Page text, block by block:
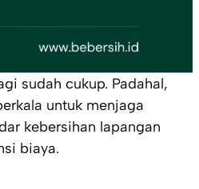
sudah cukup. Padahal,
untuk menjaga
kebersihan lapangan
biaya.